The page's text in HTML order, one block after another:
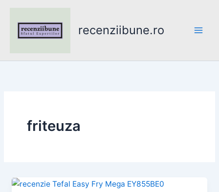
content
recenziibune.ro
friteuza